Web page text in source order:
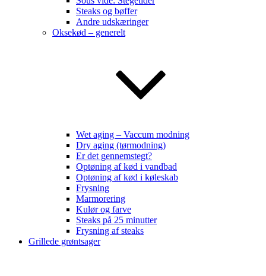
Steaks og bøffer
Andre udskæringer
Oksekød – generelt
Wet aging – Vaccum modning
Dry aging (tørmodning)
Er det gennemstegt?
Optøning af kød i vandbad
Optøning af kød i køleskab
Frysning
Marmorering
Kulør og farve
Steaks på 25 minutter
Frysning af steaks
Grillede grøntsager